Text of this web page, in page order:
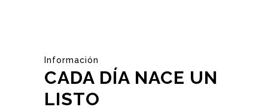
Información
CADA DÍA NACE UN
LISTO